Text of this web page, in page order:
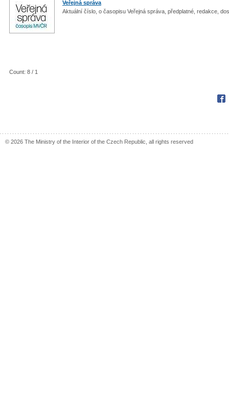
Veřejná správa
Aktuální číslo, o časopisu Veřejná správa, předplatné, redakce,
Count: 8 / 1
© 2026 The Ministry of the Interior of the Czech Republic, all rights reserved